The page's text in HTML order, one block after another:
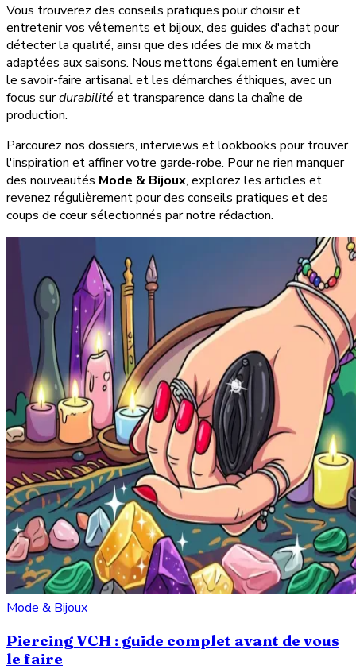
Vous trouverez des conseils pratiques pour choisir et
entretenir vos vêtements et bijoux, des guides d'achat pour
détecter la qualité, ainsi que des idées de mix & match
adaptées aux saisons. Nous mettons également en lumière
le savoir-faire artisanal et les démarches éthiques, avec un
focus surdurabilité et transparence dans la chaîne de
production.
Parcourez nos dossiers, interviews et lookbooks pour trouver
l'inspiration et affiner votre garde-robe. Pour ne rien manquer
des nouveautés Mode & Bijoux, explorez les articles et
revenez régulièrement pour des conseils pratiques et des
coups de cœur sélectionnés par notre rédaction.
Mode & Bijoux
Piercing VCH : guide complet avant de vous
le faire